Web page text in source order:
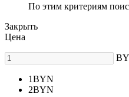
По этим критериям
Закрыть
Цена
1BYN
2BYN